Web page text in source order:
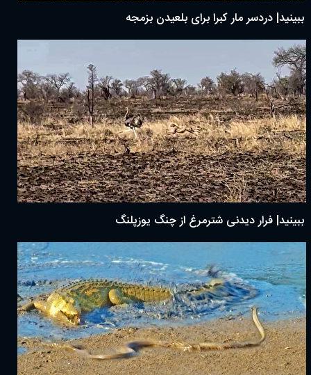
ببینید| دردسر مار کبرا برای بلعیدن بزمجه
ببینید| فرار دیدنی شترمرغ از چنگ یوزپلنگ